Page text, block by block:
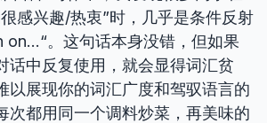
感兴趣/热衷”时，几乎是条件反射
on…“。这句话本身没错，但如果
话中反复使用，就会显得词汇贫
以展现你的词汇广度和驾驭语言的
次都用同一个调料炒菜，再美味的